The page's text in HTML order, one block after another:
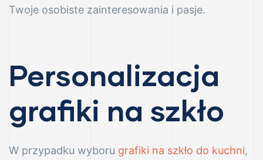
Twoje osobiste zainteresowania i pasje.
Personalizacja
grafiki na szkło
W przypadku wyboru grafiki na szkło do kuchni,